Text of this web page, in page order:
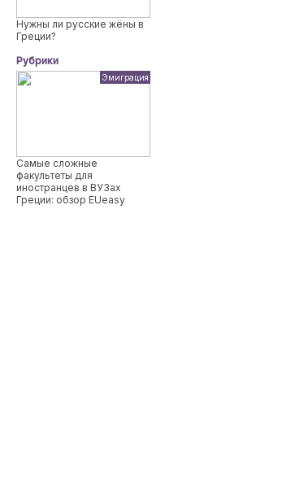
Нужны ли русские жёны в
Греции?
Рубрики
Эмиграция
Самые сложные
факультеты для
иностранцев в ВУЗах
Греции: обзор EUeasy